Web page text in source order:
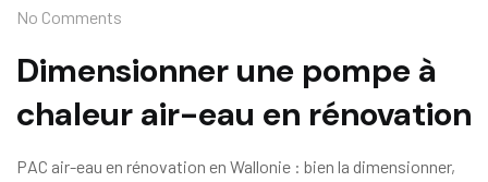
No Comments
Dimensionner une pompe à
chaleur air-eau en rénovation
PAC air-eau en rénovation en Wallonie : bien la dimensionner,